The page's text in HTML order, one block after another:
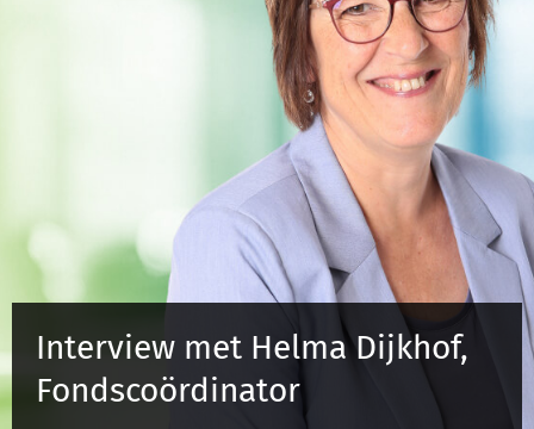
Juridisch advies
Inloggen
Interview met Helma Dijkhof,
Fondscoördinator